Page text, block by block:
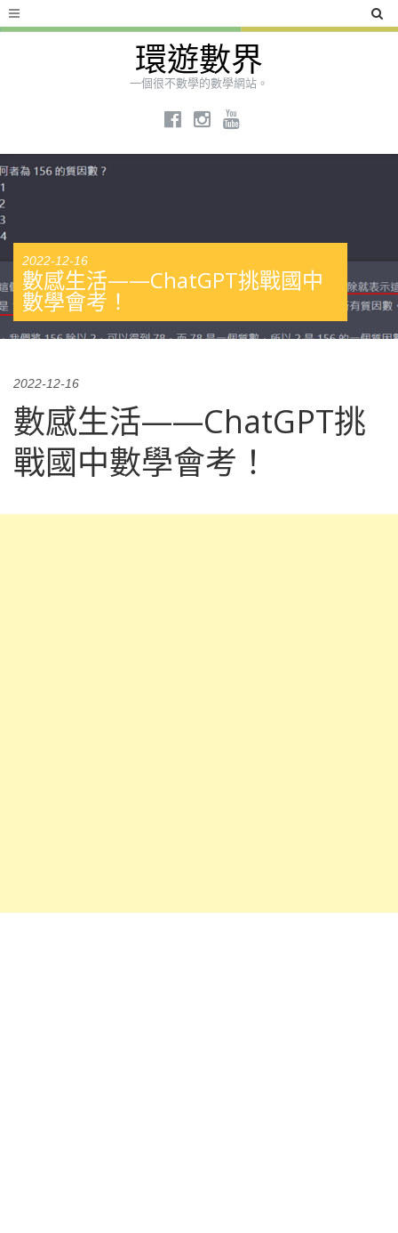
環遊數界
一個很不數學的數學網站。
2022-12-16
數感生活——ChatGPT挑戰國中
數學會考！
2022-12-16
數感生活——ChatGPT挑
戰國中數學會考！